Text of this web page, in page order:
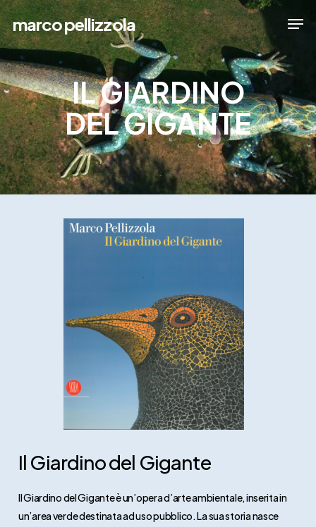
Skip
to
main
content
marco pellizzola
IL GIARDINO
DEL GIGANTE
Il Giardino del Gigante
Il Giardino del Gigante è un’opera d’arte ambientale, inserita in
un’area verde destinata ad uso pubblico. La sua storia nasce
Menu